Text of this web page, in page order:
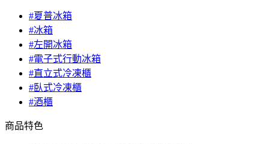
#夏普冰箱
#冰箱
#左開冰箱
#電子式行動冰箱
#直立式冷凍櫃
#臥式冷凍櫃
#酒櫃
商品特色